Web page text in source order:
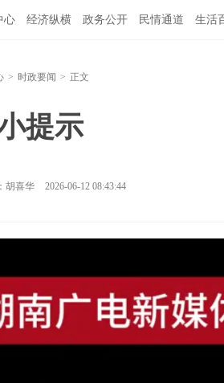
心 经济纵横 政务公开 民情通道 生活
> 时政要闻 > 正文
提示
胡喜华 2026-06-12 08:43:44